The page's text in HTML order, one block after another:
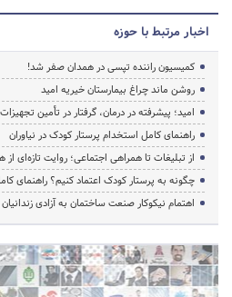
اخبار مرتبط با حوزه
کمیسیون راننده تپسی در همدان صفر شد!
روشن ماند چراغ بیمارستان خیریه امید
امید؛ پیشرفته در درمان، گرفتار در تأمین
راهنمای کامل استخدام پرستار کودک در نیاوران
از تبلیغات تا همراهی اجتماعی؛ روایت تازه‌ای
چگونه به پرستار کودک اعتماد کنیم؟ راهنمای
اهتمام نیکوکار صنعت ساختمان به آزادی زندانیان